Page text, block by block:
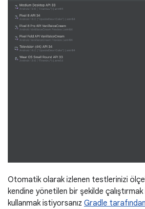
Otomatik olarak izlenen testlerinizi
kendine yönetilen bir şekilde
kullanmak istiyorsanız Gradle